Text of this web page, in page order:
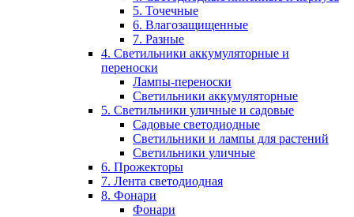
5. Точечные
6. Влагозащищенные
7. Разные
4. Светильники аккумуляторные и
переноски
Лампы-переноски
Светильники аккумуляторные
5. Светильники уличные и садовые
Садовые светодиодные
Светильники и лампы для растений
Светильники уличные
6. Прожекторы
7. Лента светодиодная
8. Фонари
Фонари